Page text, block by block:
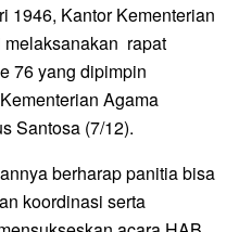
1946, Kantor Kementerian
rapat
76 yang dipimpin
Agama
Santosa (7/12).
berharap panitia bisa
koordinasi serta